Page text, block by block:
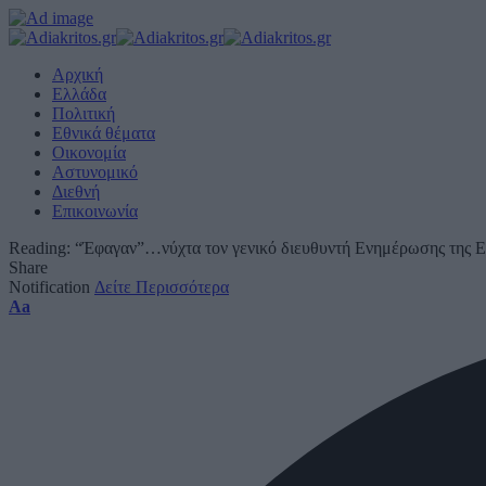
Αρχική
Ελλάδα
Πολιτική
Εθνικά θέματα
Οικονομία
Αστυνομικό
Διεθνή
Επικοινωνία
Reading: “Έφαγαν”…νύχτα τον γενικό διευθυντή Ενημέρωσης της
Share
Notification Δείτε Περισσότερα
Font
Aa